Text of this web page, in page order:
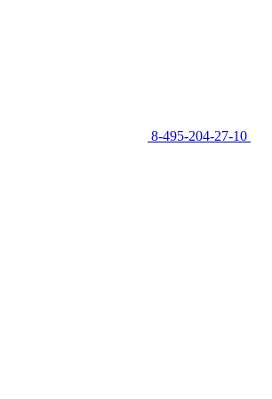
8-495-204-27-10